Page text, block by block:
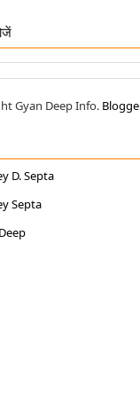
Gyan Deep Info.
D. Septa
Septa